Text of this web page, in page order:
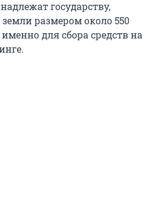
государству,
размером около 550
для сбора средств на